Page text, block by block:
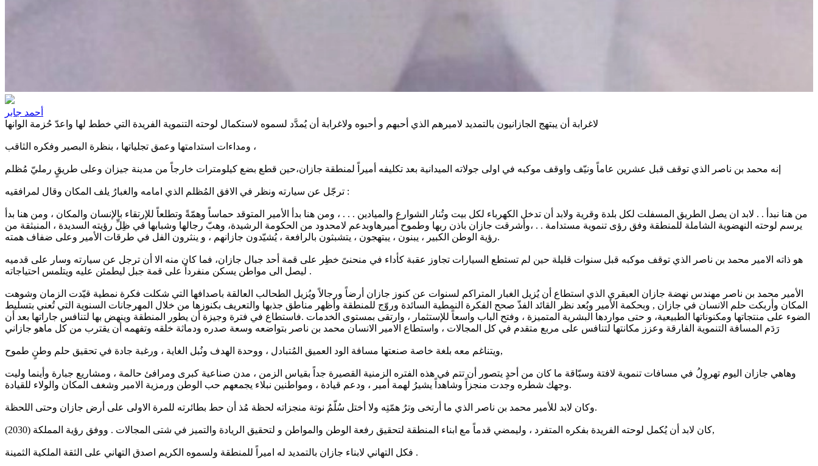
أحمد جابر
لاغرابة أن يبتهج الجازانيون بالتمديد لاميرهم الذي أحبهم و أحبوه ولاغرابة أن يُمدَّد لسموه لاستكمال لوحته التنموية الفريدة التي خطط لها واعدّ حُزمة الوانها
ومداءات استدامتها وعمق تجلياتها ، بنظرة البصير وفكره الثاقب ،
إنه محمد بن ناصر الذي توقف قبل عشرين عاماً ونيّف واوقف موكبه في اولى جولاته الميدانية بعد تكليفه أميراً لمنطقة جازان،حين قطع بضع كيلومترات خارجاً من مدينة جيزان وعلى طريقٍ رمليّ مُظلم
ترجّل عن سيارته ونظر في الافق المُظلم الذي امامه والغبارُ يلف المكان وقال لمرافقيه :
من هنا نبدأ . . لابد ان يصل الطريق المسفلت لكل بلدة وقرية ولابد أن تدخل الكهرباء لكل بيت وتُنار الشوارع والميادين . . . ، ومن هنا بدأ الأمير المتوقد حماساً وهمّةً وتطلعاً للإرتقاء بالإنسان والمكان ، ومن هنا بدأ
يرسم لوحته النهضوية الشاملة للمنطقة وفق رؤى تنموية مستدامة . . ،وأشرقت جازان باذن ربها وطموح أميرهاوبدعم لامحدود من الحكومة الرشيدة، وهبّ رجالها وشبابها في ظِلِّ رؤيته السديدة ، المنبثقة من
رؤية الوطن الكبير ، يبنون ، يبتهجون ، يتشبثون بالرافعة ، يُشيّدون جازانهم ، و ينثرون الفل في طرقات الأمير وعلى ضفاف همته.
هو ذاته الامير محمد بن ناصر الذي توقف موكبه قبل سنوات قليلة حين لم تستطع السيارات تجاوز عقبة كأداء في منحنىً خطِر على قمة أحد جبال جازان، فما كان منه الا أن ترجل عن سيارته وسار على قدميه
ليصل الى مواطن يسكن منفرداً على قمة جبل ليطمئن عليه ويتلمس احتياجاته .
الأمير محمد بن ناصر مهندس نهضة جازان العبقري الذي استطاع أن يُزيل الغبار المتراكم لسنوات عن كنوز جازان أرضاً ورجالاً ويُزيل الطحالب العالقة باصدافها التي شكلت فكرة نمطية قيّدت الزمان وشوهت
المكان وأربكت حلم الانسان في جازان , وبحكمة الأمير وبُعد نظر القائد الفذّ صحح الفكرة النمطية السائدة وروّج للمنطقة وأظهر مناطق جذبها والتعريف بكنوزها من خلال المهرجانات السنوية التي تُعني بتسليط
الضوء على منتجاتها ومكنوناتها الطبيعية، و حتى مواردها البشرية المتميزة ، وفتح الباب واسعاً للإستثمار ، وارتقى بمستوى الخدمات .فاستطاع في فترة وجيزة أن يطور المنطقة وينهض بها لتنافس جاراتها بعد أن
رَدَم المسافة التنموية الفارقة وعزز مكانتها لتنافس على مربع متقدم في كل المجالات ، واستطاع الامير الانسان محمد بن ناصر بتواضعه وسعة صدره ودماثة خلقه وتفهمه أن يقترب من كل ماهو جازاني
ويتناغم معه بلغة خاصة صنعتها مسافة الود العميق المُتبادل ، ووحدة الهدف ونُبل الغاية ، ورغبة جادة في تحقيق حلم وطنٍ طموح,
وهاهي جازان اليوم تهروِلُ في مسافات تنموية لافتة وسبّاقة ما كان من أحدٍ يتصور أن تتم في هذه الفتره الزمنية القصيرة جداً بقياس الزمن ، مدن صناعية كبرى ومرافئ حالمة ، ومشاريع جبارة وأينما وليت
وجهك شطره وجدت منجزاً وشاهداً يشيرُ لهمة أمير ، ودعم قيادة ، ومواطنين نبلاء يجمعهم حب الوطن ورمزية الامير وشغف المكان والولاء للقيادة.
وكان لابد للأمير محمد بن ناصر الذي ما أرتخى وترُ همّتِه ولا أختل سُلّمُ نوتة منجزاته لحظة مُذ أن حط بطائرته للمرة الاولى على أرض جازان وحتى اللحظة.
كان لابد أن يُكمل لوحته الفريدة بفكره المتفرد ، وليمضي قدماً مع ابناء المنطقة لتحقيق رفعة الوطن والمواطن و لتحقيق الريادة والتميز في شتى المجالات . ووفق رؤية المملكة (2030),
فكل التهاني لابناء جازان بالتمديد له اميراً للمنطقة ولسموه الكريم اصدق التهاني على الثقة الملكية الثمينة .